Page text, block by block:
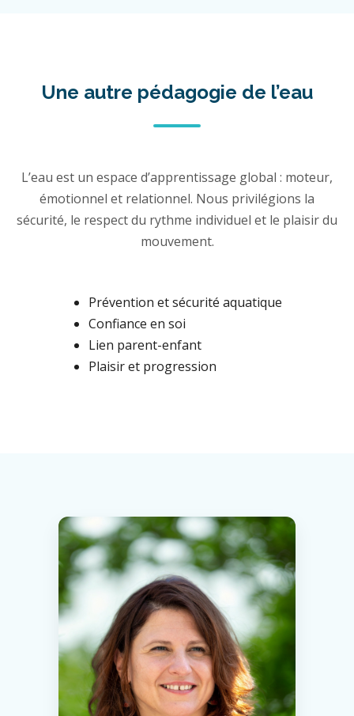
Une autre pédagogie de l’eau
L’eau est un espace d’apprentissage global : moteur,
émotionnel et relationnel. Nous privilégions la
sécurité, le respect du rythme individuel et le plaisir du
mouvement.
Prévention et sécurité aquatique
Confiance en soi
Lien parent-enfant
Plaisir et progression